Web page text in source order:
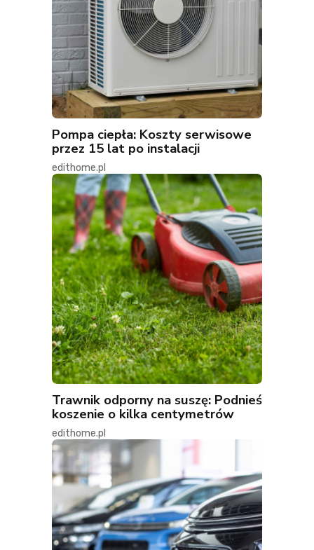
Pompa ciepła: Koszty serwisowe
przez 15 lat po instalacji
edithome.pl
Trawnik odporny na suszę: Podnieś
koszenie o kilka centymetrów
edithome.pl